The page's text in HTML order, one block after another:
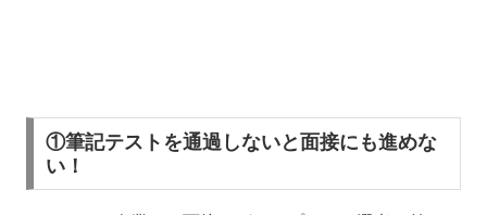
①筆記テストを通過しないと面接にも進めな
い！